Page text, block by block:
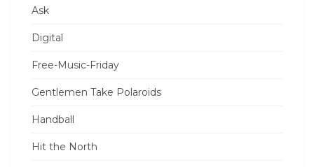
Ask
Digital
Free-Music-Friday
Gentlemen Take Polaroids
Handball
Hit the North